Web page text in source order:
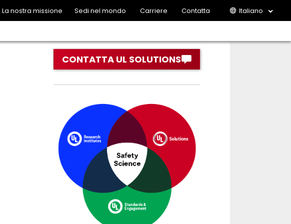
La nostra missione Sedi nel mondo Carriere Contatta Italiano
CONTATTA UL SOLUTIONS